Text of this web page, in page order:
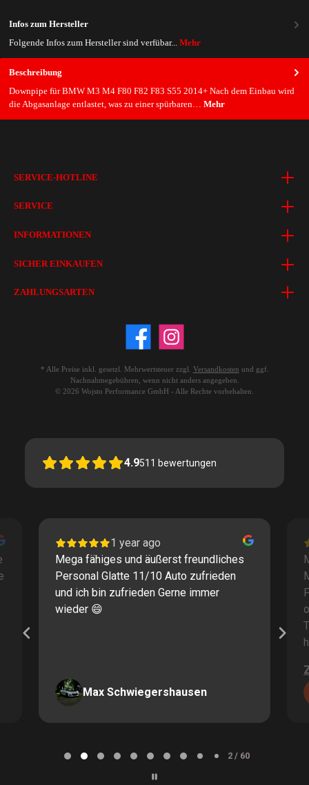
Beschreibung
Downpipe für BMW M3 M4 F80 F82 F83 S55 2014+ Nach dem Einbau wird
die Abgasanlage entlastet, was zu einer spürbaren… Mehr
Infos zum Hersteller
Folgende Infos zum Hersteller sind verfübar... Mehr
SERVICE-HOTLINE
SERVICE
INFORMATIONEN
SICHER EINKAUFEN
ZAHLUNGSARTEN
* Alle Preise inkl. gesetzl. Mehrwertsteuer zzgl. Versandkosten und ggf.
Nachnahmegebühren, wenn nicht anders angegeben.
© 2026 Wojsto Performance GmbH - Alle Rechte vorbehalten.
4.9511 bewertungen
1 year ago
Mega fähiges und äußerst freundliches
Personal Glatte 11/10 Auto zufrieden
und ich bin zufrieden Gerne immer
wieder 😄
Max Schwiegershausen
2 / 60